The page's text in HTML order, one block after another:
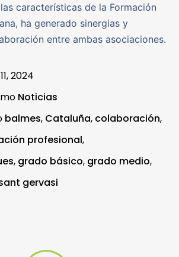
características de la Formación
ha generado sinergias y
entre ambas asociaciones.
2024
Noticias
balmes, Cataluña, colaboración,
profesional,
, grado básico, grado medio,
gervasi